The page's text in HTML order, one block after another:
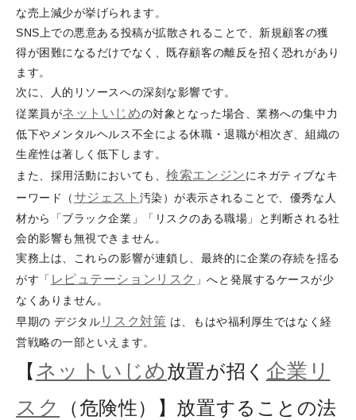
な売上減少が挙げられます。
SNS上での悪意ある投稿が拡散されることで、新規顧客の獲
得が困難になるだけでなく、既存顧客の離反を招く恐れがあり
ます。
次に、人的リソースへの深刻な影響です。
従業員がネットいじめの対象となった場合、業務への集中力
低下やメンタルヘルス不全による休職・退職が相次ぎ、組織の
生産性は著しく低下します。
また、採用活動においても、検索エンジンにネガティブなキ
ーワード（サジェスト 汚染）が表示されることで、優秀な人
材から「ブラック企業」「リスクのある職場」と判断される社
会的影響も無視できません。
実務上は、これらの影響が連鎖し、最終的に企業の存続を揺る
がす「 レピュテーションリスク 」へと発展するケースが少
なくありません。
早期の デジタルリスク対策 は、もはや福利厚生ではなく経
営戦略の一部といえます。
【 ネットいじめ放置が招く 企業リ
スク
（危険性）】放置することの法